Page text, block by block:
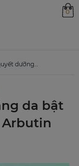
0
trắng da bật tone cùng Alpha Arbutin
da bật